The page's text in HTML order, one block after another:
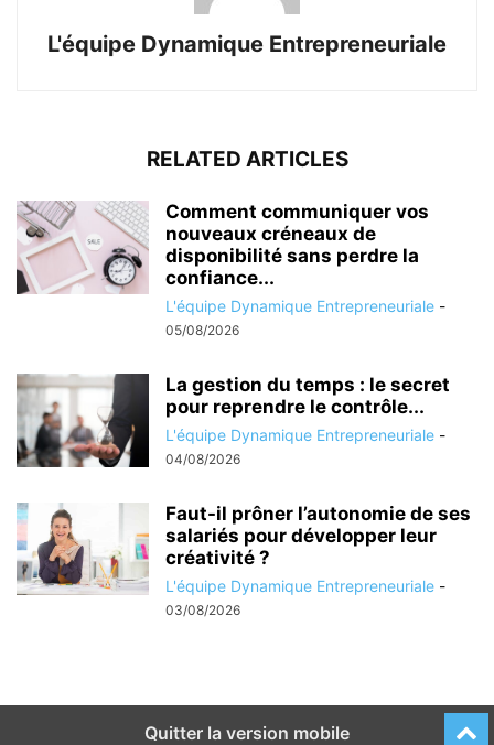
L'équipe Dynamique Entrepreneuriale
RELATED ARTICLES
Comment communiquer vos
nouveaux créneaux de
disponibilité sans perdre la
confiance...
L'équipe Dynamique Entrepreneuriale -
05/08/2026
La gestion du temps : le secret
pour reprendre le contrôle...
L'équipe Dynamique Entrepreneuriale -
04/08/2026
Faut-il prôner l’autonomie de ses
salariés pour développer leur
créativité ?
L'équipe Dynamique Entrepreneuriale -
03/08/2026
Quitter la version mobile